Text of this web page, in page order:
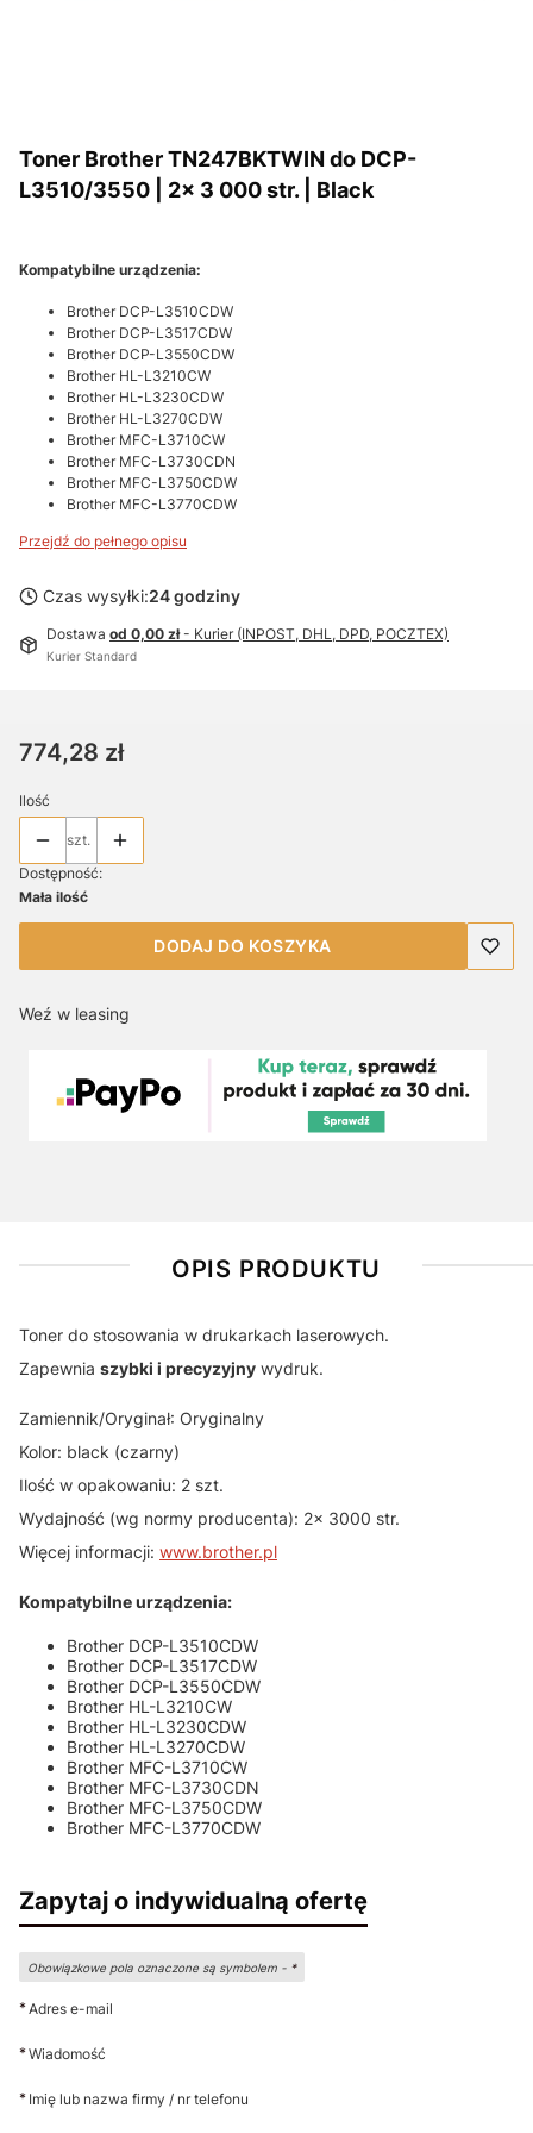
Toner Brother TN247BKTWIN do DCP-
L3510/3550 | 2x 3 000 str. | Black
Kompatybilne urządzenia:
Brother DCP-L3510CDW
Brother DCP-L3517CDW
Brother DCP-L3550CDW
Brother HL-L3210CW
Brother HL-L3230CDW
Brother HL-L3270CDW
Brother MFC-L3710CW
Brother MFC-L3730CDN
Brother MFC-L3750CDW
Brother MFC-L3770CDW
Przejdź do pełnego opisu
Czas wysyłki:24 godziny
Dostawa od 0,00 zł- Kurier (INPOST, DHL, DPD, POCZTEX)
Kurier Standard
Cena
774,28 zł
Ilość
szt.
Dostępność:
Mała ilość
DODAJ DO KOSZYKA
Weź w leasing
OPIS PRODUKTU
Toner do stosowania w drukarkach laserowych.
Zapewnia szybki i precyzyjny wydruk.
Zamiennik/Oryginał: Oryginalny
Kolor: black (czarny)
Ilość w opakowaniu: 2 szt.
Wydajność (wg normy producenta): 2x 3000 str.
Więcej informacji: www.brother.pl
Kompatybilne urządzenia:
Brother DCP-L3510CDW
Brother DCP-L3517CDW
Brother DCP-L3550CDW
Brother HL-L3210CW
Brother HL-L3230CDW
Brother HL-L3270CDW
Brother MFC-L3710CW
Brother MFC-L3730CDN
Brother MFC-L3750CDW
Brother MFC-L3770CDW
Zapytaj o indywidualną ofertę
Obowiązkowe pola oznaczone są symbolem - *
*Adres e-mail
*Wiadomość
* Imię lub nazwa firmy / nr telefonu